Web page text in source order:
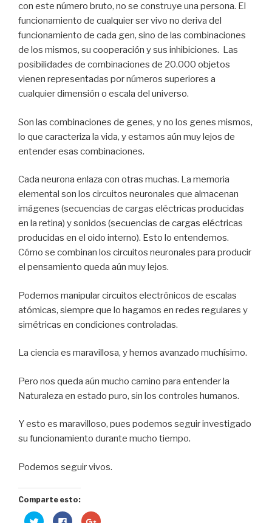
con este número bruto, no se construye una persona. El
funcionamiento de cualquier ser vivo no deriva del
funcionamiento de cada gen, sino de las combinaciones
de los mismos, su cooperación y sus inhibiciones. Las
posibilidades de combinaciones de 20.000 objetos
vienen representadas por números superiores a
cualquier dimensión o escala del universo.
Son las combinaciones de genes, y no los genes mismos,
lo que caracteriza la vida, y estamos aún muy lejos de
entender esas combinaciones.
Cada neurona enlaza con otras muchas. La memoria
elemental son los circuitos neuronales que almacenan
imágenes (secuencias de cargas eléctricas producidas
en la retina) y sonidos (secuencias de cargas eléctricas
producidas en el oido interno). Esto lo entendemos.
Cómo se combinan los circuitos neuronales para producir
el pensamiento queda aún muy lejos.
Podemos manipular circuitos electrónicos de escalas
atómicas, siempre que lo hagamos en redes regulares y
simétricas en condiciones controladas.
La ciencia es maravillosa, y hemos avanzado muchísimo.
Pero nos queda aún mucho camino para entender la
Naturaleza en estado puro, sin los controles humanos.
Y esto es maravilloso, pues podemos seguir investigado
su funcionamiento durante mucho tiempo.
Podemos seguir vivos.
Comparte esto:
H H H